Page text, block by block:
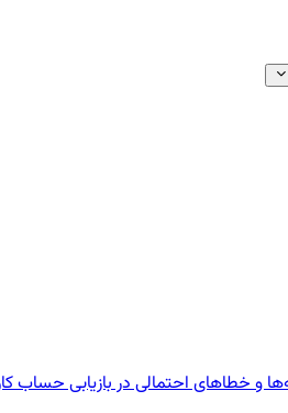
و خطاهای احتمالی در بازیابی حساب